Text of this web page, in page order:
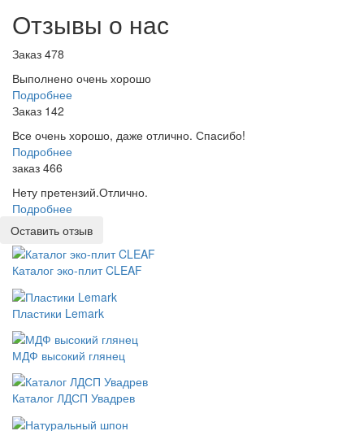
Отзывы о нас
Заказ 478
Выполнено очень хорошо
Подробнее
Заказ 142
Все очень хорошо, даже отлично. Спасибо!
Подробнее
заказ 466
Нету претензий.Отлично.
Подробнее
Оставить отзыв
Каталог эко-плит CLEAF
Пластики Lemark
МДФ высокий глянец
Каталог ЛДСП Увадрев